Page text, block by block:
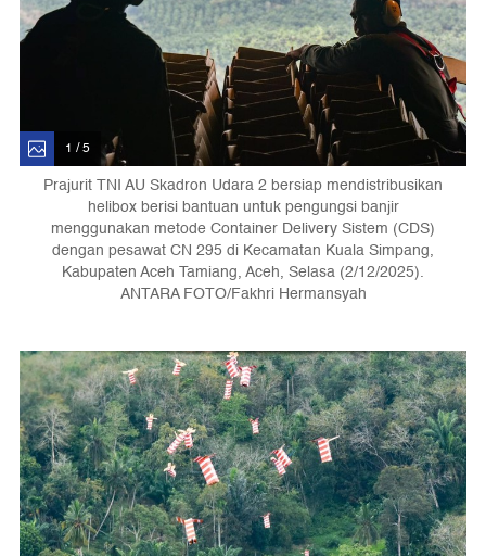
1 / 5
Prajurit TNI AU Skadron Udara 2 bersiap mendistribusikan
helibox berisi bantuan untuk pengungsi banjir
menggunakan metode Container Delivery Sistem (CDS)
dengan pesawat CN 295 di Kecamatan Kuala Simpang,
Kabupaten Aceh Tamiang, Aceh, Selasa (2/12/2025).
ANTARA FOTO/Fakhri Hermansyah